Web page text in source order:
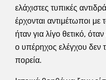
ελάχιστες τυπικές
έρχονται αντιμέτωποι με
ήταν για λίγο θετικό,
ο υπέρηχος ελέγχου δεν
πορεία.